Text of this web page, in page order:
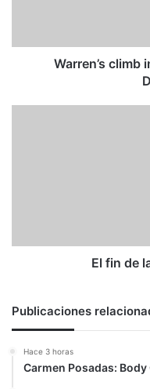
Warren’s
El fin de
Publicaciones
Hace 3 horas
Carmen Posadas: